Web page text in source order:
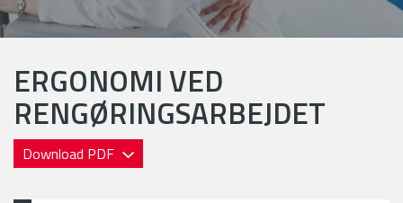
ERGONOMI VED
RENGØRINGSARBEJDET
Download PDF